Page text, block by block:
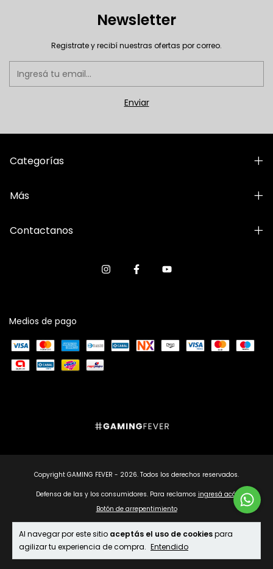
Al navegar por este sitio aceptás el uso de cookiespara
agilizar tu experiencia de compra. Entendido
Newsletter
Registrate y recibí nuestras ofertas por correo.
Categorías
Más
Contactanos
Medios de pago
Copyright GAMING FEVER - 2026. Todos los derechos reservados.
Defensa de las y los consumidores. Para reclamos ingresá acá.
Botón de arrepentimiento